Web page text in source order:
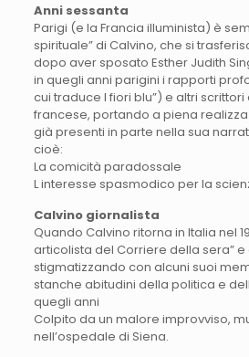
Anni sessanta
Parigi (e la Francia illuminista) è
spirituale” di Calvino, che si
dopo aver sposato Esther Judith
in quegli anni parigini i rapporti
cui traduce I fiori blu”) e altri
francese, portando a piena
già presenti in parte nella sua
cioè:
La comicità paradossale
L interesse spasmodico per la
Calvino giornalista
Quando Calvino ritorna in Italia nel
articolista del Corriere della sera” e
stigmatizzando con alcuni suoi
stanche abitudini della politica e
quegli anni
Colpito da un malore improvviso,
nell’ospedale di Siena.